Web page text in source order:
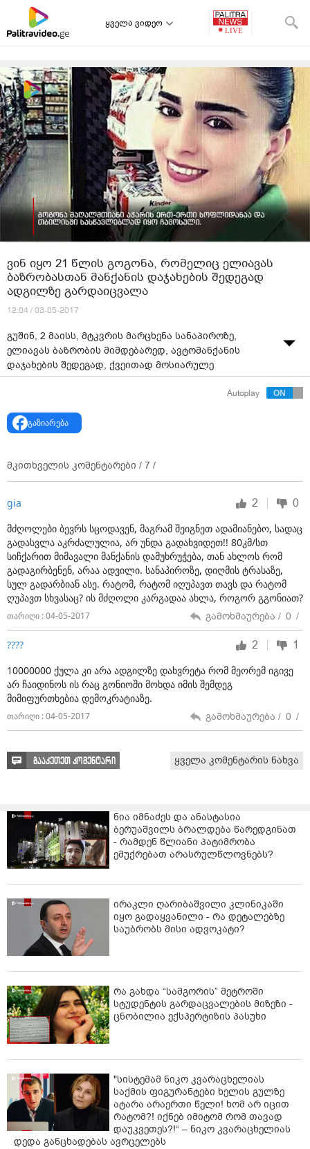
ყველა ვიდეო
ვინ იყო 21 წლის გოგონა, რომელიც ელიავას
ბაზრობასთან მანქანის დაჯახების შედეგად
ადგილზე გარდაიცვალა
12:04 / 03-05-2017
გუშინ, 2 მაისს, მტკვრის მარცხენა სანაპიროზე,
ელიავას ბაზრობის მიმდებარედ, ავტომანქანის
დაჯახების შედეგად, ქვეითად მოსიარულე
ახალგაზრდა ქალი გარდაიცვალა.
თვითმხილველების თქმით, "მიცუბიშის" მარკის
თანმხლებ პირთან ერთად გზაზე გადადიოდა.
როგორც AMBEBI.GE-მ გაარკვია, გარდაცვლილი 21
გავრცელდა
ინფორმაცია, რომ გოგონა გზაზე თანმხლებ ბიჭთან
ერთად გადადიოდა, თუმცა აღმოჩნდა, რომ
შემთხვევის დროს ჯული დავითაძესთან ერთად მისი
და იმყოფებოდა, რომელიც მრავლობითი
დაზიანებებით საავადმყოფოში გადაიყვანეს.
დაზარალებულის სიცოცხლეს საფრთხე არ ემუქრება.
ჯული დავითაძე მაღალმთიანი აჭარის ერთ-ერთი
სოფლიდანაა და თბილისში სასწავლებლად იყო
ჩამოსული.
"ფეისბუქის" გვერდზე გარდაცვლილი გოგონას
ნათესავი ფოტოებს და სამძიმრის ტექსტს ავრცელებს:
"ჩემო გემრიელო ჯული, მოგვიკალი დღეს გული. შენს
ახლა იწყებოდა... რატო მოხდა ასე?" - წერს
გარდაცვლილის ნათესავი თეონა დავითაძე.
Autoplay
გაზიარება
მკითხველის კომენტარები / 7 /
gia 2 0
მძღოლები ბევრს სცოდავენ, მაგრამ შეიგნეთ ადამიანებო, სადაც
გადასვლა აკრძალულია, არ უნდა გადახვიდეთ!! 80კმ/სთ
სიჩქარით მიმავალი მანქანის დამუხრუჭება, თან ახლოს რომ
გადაგირბენენ, არაა ადვილი. სანაპიროზე, დიღმის ტრასაზე,
სულ გადარბიან ასე. რატომ, რატომ იღუპავთ თავს და რატომ
ღუპავთ სხვასაც? ის მძღოლი კარგადაა ახლა, როგორ გგონიათ?
თარიღი : 04-05-2017 გამოხმაურება / 0 /
???? 2 1
10000000 ქულა კი არა ადგილზე დახვრეტა რომ მეორემ იგივე
არ ჩაიდინოს ის რაც გონიოში მოხდა იმის შემდეგ
მიმიფურთხებია დემოკრატიაზე.
თარიღი : 04-05-2017 გამოხმაურება / 0 /
გააკეთეთ კომენტარი ყველა კომენტარის ნახვა
ნია იმნაძეს და ანასტასია
ბერუაშვილს ბრალდება წარედგინათ
- რამდენ წლიანი პატიმრობა
ემუქრებათ არასრულწლოვნებს?
ირაკლი ღარიბაშვილი კლინიკაში
იყო გადაყვანილი - რა დეტალებზე
საუბრობს მისი ადვოკატი?
რა გახდა “სამგორის” მეტროში
სტუდენტის გარდაცვალების მიზეზი -
ცნობილია ექსპერტიზის პასუხი
"სისტემამ ნიკო კვარაცხელიას
საქმის ფიგურანტები ხელის გულზე
ატარა არაერთი წელი! ხომ არ იცით
რატომ?! იქნებ იმიტომ რომ თავად
დაუკვეთეს?!“ – ნიკო კვარაცხელიას
დედა განცხადებას ავრცელებს